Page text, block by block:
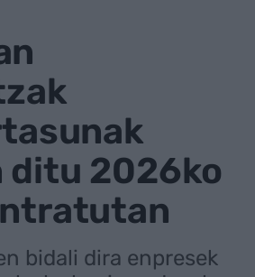
ditu 2026ko
bidali dira enpresek